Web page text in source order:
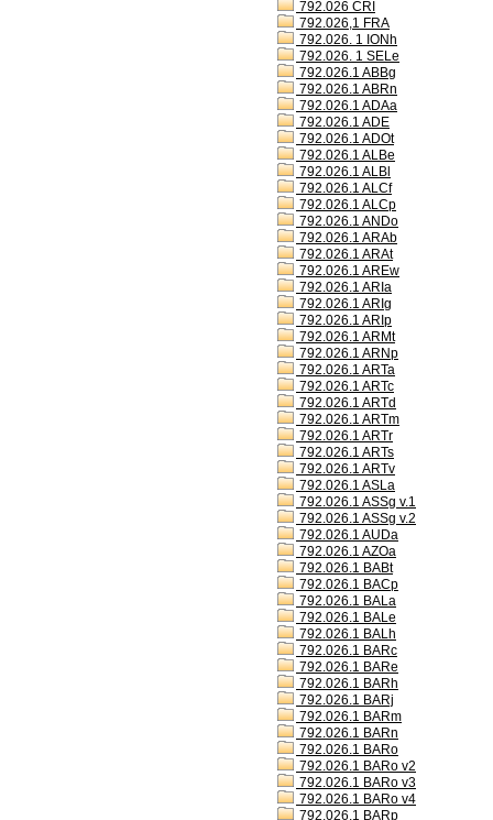
792.026 CRI
792.026,1 FRA
792.026. 1 IONh
792.026. 1 SELe
792.026.1 ABBg
792.026.1 ABRn
792.026.1 ADAa
792.026.1 ADE
792.026.1 ADOt
792.026.1 ALBe
792.026.1 ALBl
792.026.1 ALCf
792.026.1 ALCp
792.026.1 ANDo
792.026.1 ARAb
792.026.1 ARAt
792.026.1 AREw
792.026.1 ARIa
792.026.1 ARIg
792.026.1 ARIp
792.026.1 ARMt
792.026.1 ARNp
792.026.1 ARTa
792.026.1 ARTc
792.026.1 ARTd
792.026.1 ARTm
792.026.1 ARTr
792.026.1 ARTs
792.026.1 ARTv
792.026.1 ASLa
792.026.1 ASSg v.1
792.026.1 ASSg v.2
792.026.1 AUDa
792.026.1 AZOa
792.026.1 BABt
792.026.1 BACp
792.026.1 BALa
792.026.1 BALe
792.026.1 BALh
792.026.1 BARc
792.026.1 BARe
792.026.1 BARh
792.026.1 BARj
792.026.1 BARm
792.026.1 BARn
792.026.1 BARo
792.026.1 BARo v2
792.026.1 BARo v3
792.026.1 BARo v4
792.026.1 BARp